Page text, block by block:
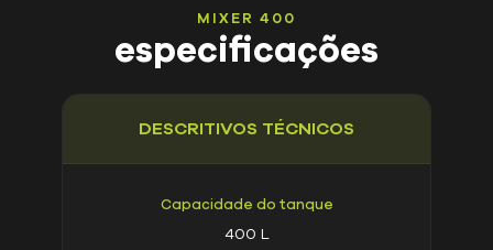
MIXER 400
especificações
DESCRITIVOS TÉCNICOS
Capacidade do tanque
400 L